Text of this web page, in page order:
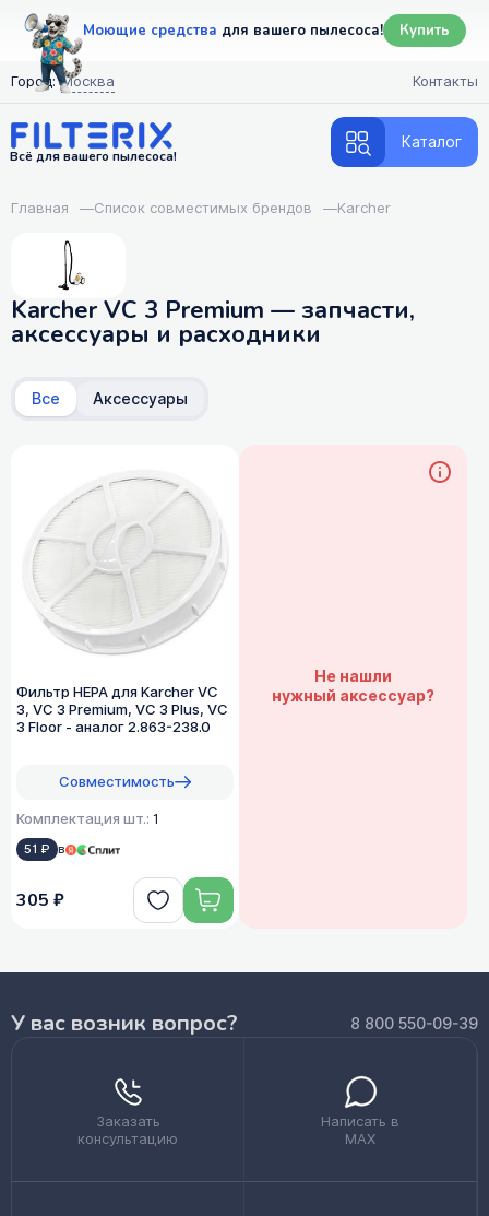
Моющие средства для вашего пылесоса! Купить
Город: Москва Контакты
Всё для вашего пылесоса!
Каталог
Главная —Список совместимых брендов —Karcher
Karcher VC 3 Premium — запчасти,
аксессуары и расходники
Все Аксессуары
Фильтр HEPA для Karcher VC
3, VC 3 Premium, VC 3 Plus, VC
3 Floor - аналог 2.863-238.0
Совместимость
Комплектация шт.: 1
51 ₽ в
305 ₽
Не нашли
нужный аксессуар?
У вас возник вопрос? 8 800 550-09-39
Заказать
консультацию
Написать в
MAX